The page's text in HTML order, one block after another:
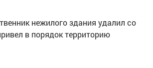
нежилого здания удалил со
в порядок территорию